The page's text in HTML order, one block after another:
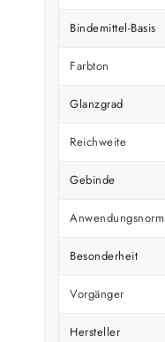
Bindemittel-Basis
Farbton
Glanzgrad
Reichweite
Gebinde
Anwendungsnorm
Besonderheit
Vorgänger
Hersteller